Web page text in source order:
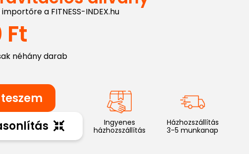
a FITNESS-INDEX.hu
Ft
néhány darab
Ingyenes
házhozszállítás
Házhozszállítás
3-5 munkanap